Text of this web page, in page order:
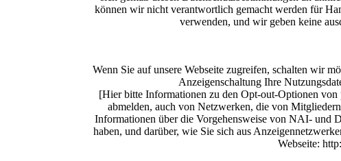
können wir nicht verantwortlich gemacht werden für
verwenden, und wir geben keine
Wenn Sie auf unsere Webseite zugreifen, schalten wir
Anzeigenschaltung Ihre
[Hier bitte Informationen zu den Opt-out-Optionen
abmelden, auch von Netzwerken, die von
Informationen über die Vorgehensweise von NAI- und
haben, und darüber, wie Sie sich aus
Webseite: